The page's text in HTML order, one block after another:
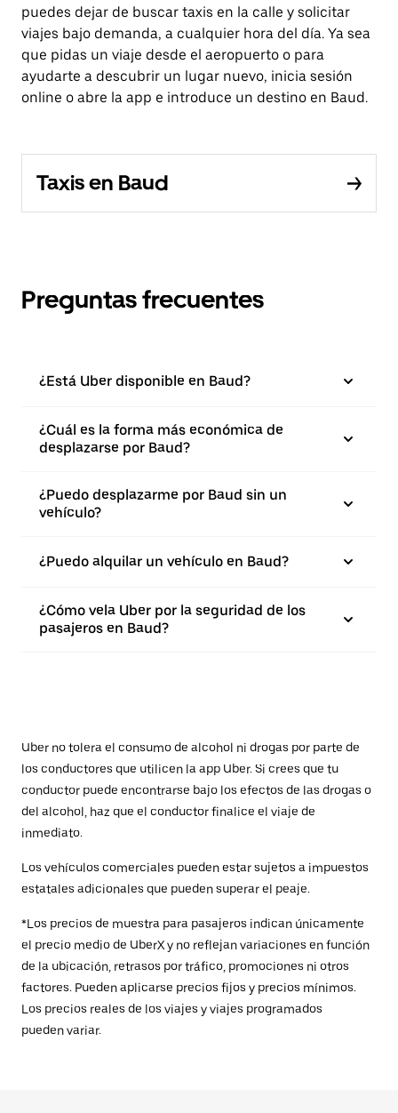
puedes dejar de buscar taxis en la calle y solicitar
viajes bajo demanda, a cualquier hora del día. Ya sea
que pidas un viaje desde el aeropuerto o para
ayudarte a descubrir un lugar nuevo, inicia sesión
online o abre la app e introduce un destino en Baud.
Taxis en Baud
Preguntas frecuentes
¿Está Uber disponible en Baud?
¿Cuál es la forma más económica de
desplazarse por Baud?
¿Puedo desplazarme por Baud sin un
vehículo?
¿Puedo alquilar un vehículo en Baud?
¿Cómo vela Uber por la seguridad de los
pasajeros en Baud?
Uber no tolera el consumo de alcohol ni drogas por parte de
los conductores que utilicen la app Uber. Si crees que tu
conductor puede encontrarse bajo los efectos de las drogas o
del alcohol, haz que el conductor finalice el viaje de
inmediato.
Los vehículos comerciales pueden estar sujetos a impuestos
estatales adicionales que pueden superar el peaje.
*Los precios de muestra para pasajeros indican únicamente
el precio medio de UberX y no reflejan variaciones en función
de la ubicación, retrasos por tráfico, promociones ni otros
factores. Pueden aplicarse precios fijos y precios mínimos.
Los precios reales de los viajes y viajes programados
pueden variar.